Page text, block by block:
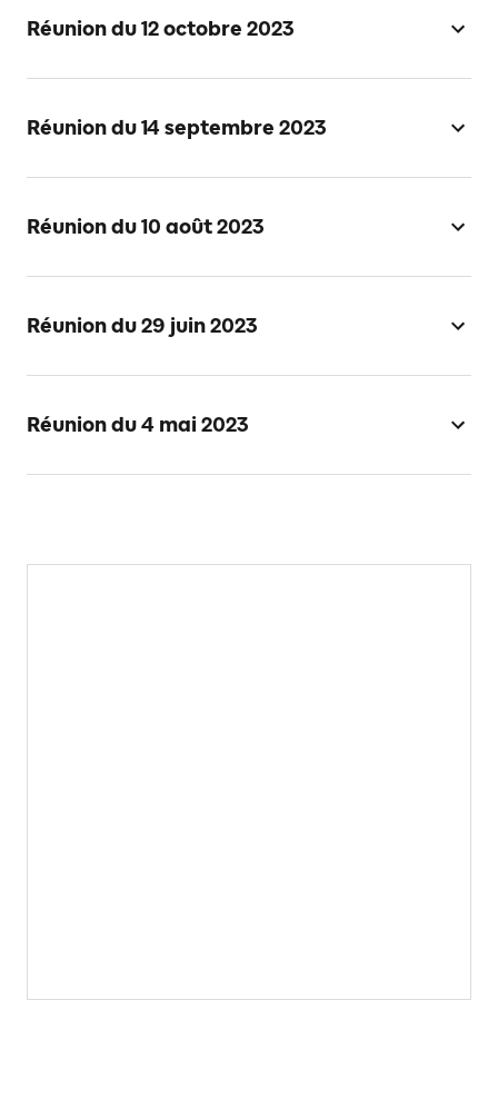
Réunion du 12 octobre 2023
Réunion du 14 septembre 2023
Réunion du 10 août 2023
Réunion du 29 juin 2023
Réunion du 4 mai 2023